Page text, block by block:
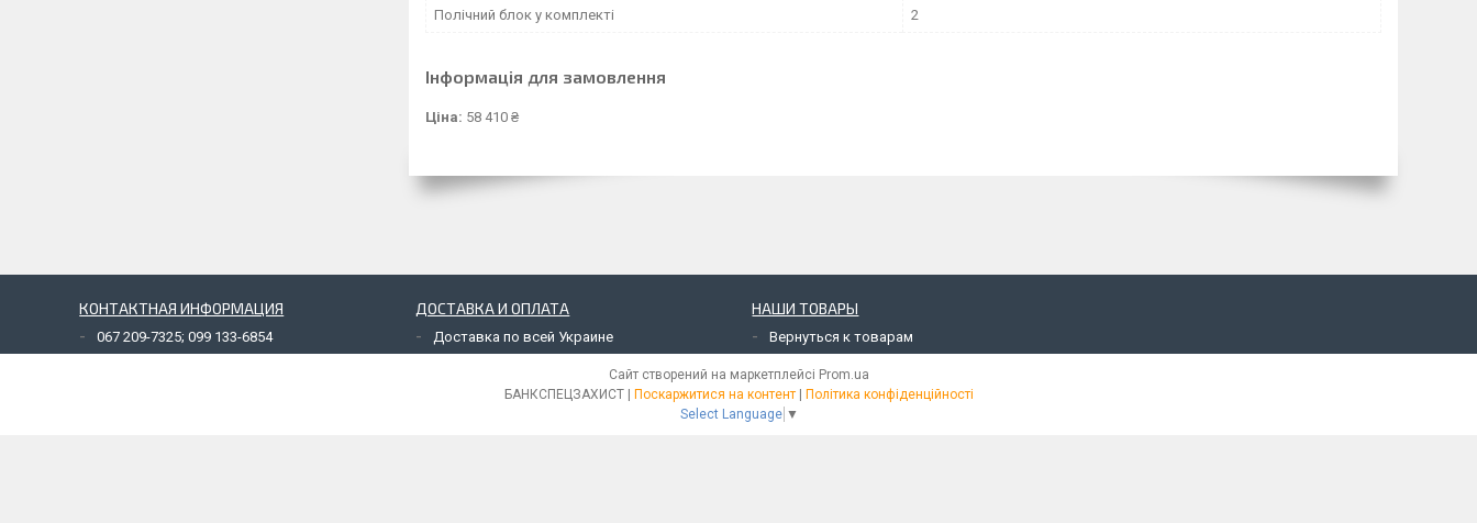
Полічний блок у комплекті 2
Інформація для замовлення
Ціна: 58 410 ₴
КОНТАКТНАЯ ИНФОРМАЦИЯ
067 209-7325; 099 133-6854
ДОСТАВКА И ОПЛАТА
Доставка по всей Украине
НАШИ ТОВАРЫ
Вернуться к товарам
Сайт створений на маркетплейсі Prom.ua
БАНКСПЕЦЗАХИСТ | Поскаржитися на контент | Політика конфіденційності
Select Language ▼